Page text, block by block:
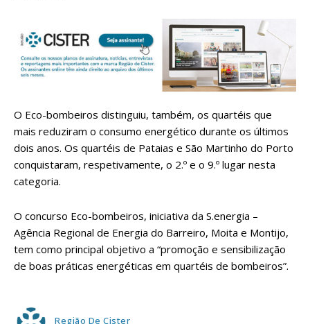
O Eco-bombeiros distinguiu, também, os quartéis que
mais reduziram o consumo energético durante os últimos
dois anos. Os quartéis de Pataias e São Martinho do Porto
conquistaram, respetivamente, o 2.º e o 9.º lugar nesta
categoria.
O concurso Eco-bombeiros, iniciativa da S.energia –
Agência Regional de Energia do Barreiro, Moita e Montijo,
tem como principal objetivo a “promoção e sensibilização
de boas práticas energéticas em quartéis de bombeiros”.
Região De Cister